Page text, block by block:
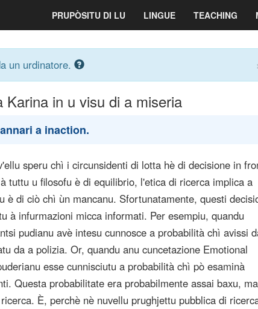
PRUPÒSITU DI LU LINGUE TEACHING
un urdinatore.
Karina in u visu di a miseria
a inaction.
speru chì i circunsidenti di lotta hè di decisione in
tuttu u filosofu è di equilibrio, l'etica di ricerca implica a
è di ciò chì ùn mancanu. Sfortunatamente, questi
à infurmazioni micca informati. Per esempiu, quandu
pudianu avè intesu cunnosce a probabilità chì avissi
da a polizia. Or, quandu anu cuncetazione Emotional
esse cunnisciutu a probabilità chì pò esaminà
Questa probabilitate era probabilmente assai baxu, ma
È, perchè nè nuvellu prughjettu pubblica di